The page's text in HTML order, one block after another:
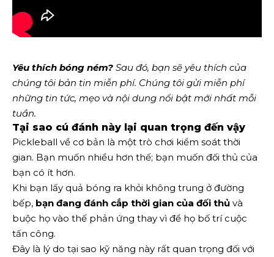
Yêu thích bóng ném? Sau đó, bạn sẽ yêu thích của
chúng tôi bản tin miễn phí. Chúng tôi gửi miễn phí
những tin tức, mẹo và nội dung nổi bật mới nhất mỗi
tuần.
Tại sao cú đánh này lại quan trọng đến vậy
Pickleball về cơ bản là một trò chơi kiểm soát thời
gian. Bạn muốn nhiều hơn thế; bạn muốn đối thủ của
bạn có ít hơn.
Khi bạn lấy quả bóng ra khỏi không trung ở đường
bếp, bạn đang đánh cắp thời gian của đối thủ và
buộc họ vào thế phản ứng thay vì để họ bố trí cuộc
tấn công.
Đây là lý do tại sao kỹ năng này rất quan trọng đối với